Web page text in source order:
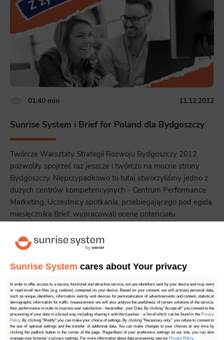
Sunrise System cares about Your privacy
In order to offer access to a secure, functional and attractive service, we use identifiers sent by your device and may store
or read small text files (e.g. cookies) contained on your device. Based on your consent, we will process personal data,
such as unique identifiers, information sent by end devices for personalization of advertisements and content, statistical
demographic information for traffic measurement, we will also analyze the usefulness of certain solutions of the service,
their performance in order to improve user satisfaction - hereinafter: your Data. By clicking "Accept all" you consent to the
processing of your data in a broad way, including sharing it with third parties - a list of which can be found in the Privacy
Policy. By clicking "Modify" you can make your choice of settings. By clicking "Necessary only," you refuse to consent to
the use of optional settings and the transfer of additional data. You can make changes to your choices at any time by
clicking the padlock button in the corner of the page. Regardless of your preference settings on our site, you can also
manage your browser`s privacy settings. For more information about data processing, see our Privacy Policy.
01:40 min 11.12.2012
Sunrise System i Brief for Poland dla Bydgoszczy
Twórcze Warsztaty Strategii Rozwoju Bydgoszczy 2012
pozwoliły spojrzeć raz jeszcze i twórczo na mocne strony
Bydgoszczy. Nieprzypadkowo to tutaj stworzyliśmy jedno z
dużych centrów kompetencyjnych - Centrum Performance
Marketing. Uczestnicy spotkania, przebiegającego pod egidą
miesięcznika Brief, wypracowali ocenę potencjału
badania opinii publicznej.
Czytaj więcej
5.00 1 głosów